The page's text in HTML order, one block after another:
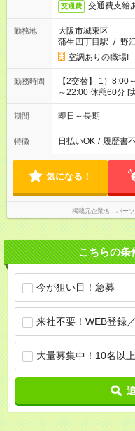
交通費 交通費支給
勤務地
大阪市城東区
蒲生四丁目駅 / 野
空調ありの職場!
勤務時間
【2交替】 1）
～22:00 休憩60分 [
働]7時間30分 4）
期間 即日～長期
特徴 日払いOK / 履歴書
気になる！
掲載元企業名 パー
こちらの条
今が狙い目！急募
来社不要！WEB登録
大量募集中！10名以